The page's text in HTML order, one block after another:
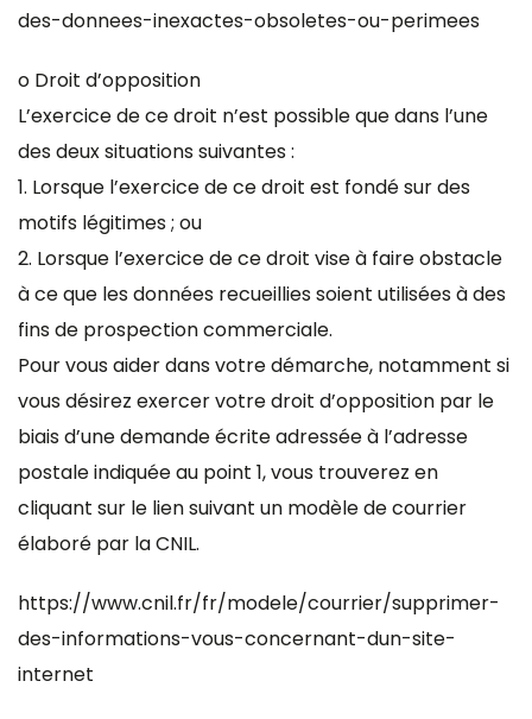
des-donnees-inexactes-obsoletes-ou-perimees
o Droit d’opposition
L’exercice de ce droit n’est possible que dans l’une
des deux situations suivantes :
1. Lorsque l’exercice de ce droit est fondé sur des
motifs légitimes ; ou
2. Lorsque l’exercice de ce droit vise à faire obstacle
à ce que les données recueillies soient utilisées à des
fins de prospection commerciale.
Pour vous aider dans votre démarche, notamment si
vous désirez exercer votre droit d’opposition par le
biais d’une demande écrite adressée à l’adresse
postale indiquée au point 1, vous trouverez en
cliquant sur le lien suivant un modèle de courrier
élaboré par la CNIL.
https://www.cnil.fr/fr/modele/courrier/supprimer-
des-informations-vous-concernant-dun-site-
internet